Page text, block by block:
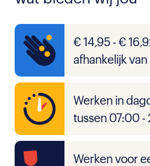
€ 14,95 - €
afhankelijk
Werken in
tussen 07:00 -
Werken voor